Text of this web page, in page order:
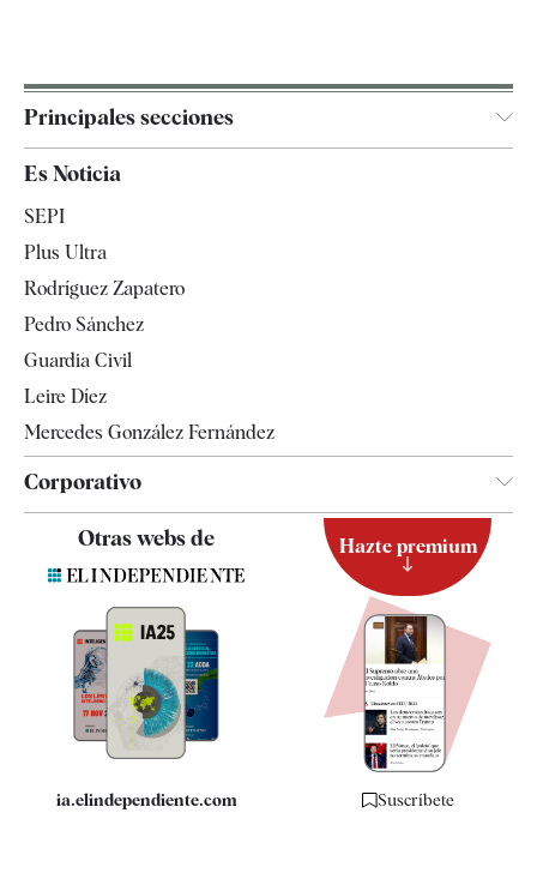
Principales secciones
España
Televisión
Es Noticia
SEPI
Plus Ultra
Rodríguez Zapatero
Pedro Sánchez
Guardia Civil
Leire Díez
Mercedes González Fernández
Corporativo
Contacto
Quiénes somos
Especificaciones
Otras webs de
ia.elindependiente.com
Hazte premium
Suscríbete